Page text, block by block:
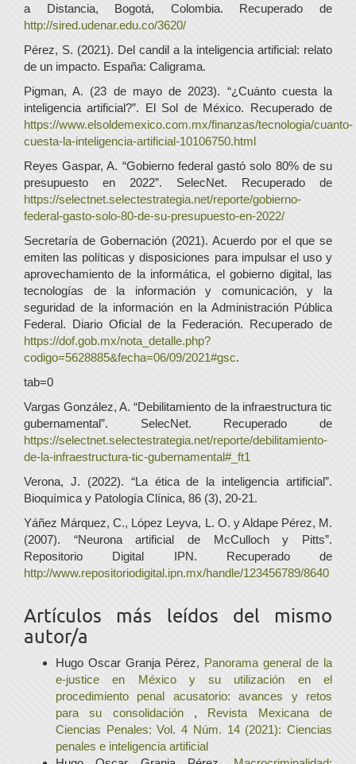
a Distancia, Bogotá, Colombia. Recuperado de
http://sired.udenar.edu.co/3620/
Pérez, S. (2021). Del candil a la inteligencia artificial: relato
de un impacto. España: Caligrama.
Pigman, A. (23 de mayo de 2023). “¿Cuánto cuesta la
inteligencia artificial?”. El Sol de México. Recuperado de
https://www.elsoldemexico.com.mx/finanzas/tecnologia/cuanto-
cuesta-la-inteligencia-artificial-10106750.html
Reyes Gaspar, A. “Gobierno federal gastó solo 80% de su
presupuesto en 2022”. SelecNet. Recuperado de
https://selectnet.selectestrategia.net/reporte/gobierno-
federal-gasto-solo-80-de-su-presupuesto-en-2022/
Secretaría de Gobernación (2021). Acuerdo por el que se
emiten las políticas y disposiciones para impulsar el uso y
aprovechamiento de la informática, el gobierno digital, las
tecnologías de la información y comunicación, y la
seguridad de la información en la Administración Pública
Federal. Diario Oficial de la Federación. Recuperado de
https://dof.gob.mx/nota_detalle.php?
codigo=5628885&fecha=06/09/2021#gsc.
tab=0
Vargas González, A. “Debilitamiento de la infraestructura tic
gubernamental”. SelecNet. Recuperado de
https://selectnet.selectestrategia.net/reporte/debilitamiento-
de-la-infraestructura-tic-gubernamental#_ft1
Verona, J. (2022). “La ética de la inteligencia artificial”.
Bioquímica y Patología Clínica, 86 (3), 20-21.
Yáñez Márquez, C., López Leyva, L. O. y Aldape Pérez, M.
(2007). “Neurona artificial de McCulloch y Pitts”.
Repositorio Digital IPN. Recuperado de
http://www.repositoriodigital.ipn.mx/handle/123456789/8640
Artículos más leídos del mismo
autor/a
Hugo Oscar Granja Pérez, Panorama general de la
e-justice en México y su utilización en el
procedimiento penal acusatorio: avances y retos
para su consolidación , Revista Mexicana de
Ciencias Penales: Vol. 4 Núm. 14 (2021): Ciencias
penales e inteligencia artificial